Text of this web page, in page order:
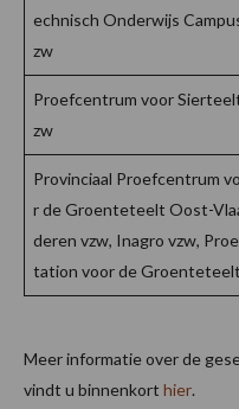
echnisch Onderwijs
zw
Proefcentrum voor
zw
Provinciaal Proefcentrum
r de Groenteteelt Oost-
deren vzw, Inagro vzw,
tation voor de Groenteteelt
Meer informatie over de
vindt u binnenkort hier.